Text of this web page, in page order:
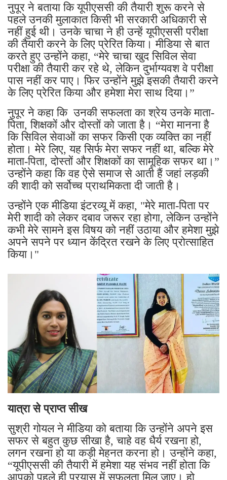
नुपूर ने बताया कि यूपीएससी की तैयारी शुरू करने से
पहले उनकी मुलाकात किसी भी सरकारी अधिकारी से
नहीं हुई थी। उनके चाचा ने ही उन्हें यूपीएससी परीक्षा
की तैयारी करने के लिए प्रेरित किया। मीडिया से बात
करते हुए उन्होंने कहा, “मेरे चाचा खुद सिविल सेवा
परीक्षा की तैयारी कर रहे थे, लेकिन दुर्भाग्यवश वे परीक्षा
पास नहीं कर पाए। फिर उन्होंने मुझे इसकी तैयारी करने
के लिए प्रेरित किया और हमेशा मेरा साथ दिया।”
नुपूर ने कहा कि उनकी सफलता का श्रेय उनके माता-
पिता, शिक्षकों और दोस्तों को जाता है। “मेरा मानना ​​है
कि सिविल सेवाओं का सफर किसी एक व्यक्ति का नहीं
होता। मेरे लिए, यह सिर्फ मेरा सफर नहीं था, बल्कि मेरे
माता-पिता, दोस्तों और शिक्षकों का सामूहिक सफर था।”
उन्होंने कहा कि वह ऐसे समाज से आती हैं जहां लड़की
की शादी को सर्वोच्च प्राथमिकता दी जाती है।
उन्होंने एक मीडिया इंटरव्यू में कहा, "मेरे माता-पिता पर
मेरी शादी को लेकर दबाव जरूर रहा होगा, लेकिन उन्होंने
कभी मेरे सामने इस विषय को नहीं उठाया और हमेशा मुझे
अपने सपने पर ध्यान केंद्रित रखने के लिए प्रोत्साहित
किया।"
यात्रा से प्राप्त सीख
सुश्री गोयल ने मीडिया को बताया कि उन्होंने अपने इस
सफर से बहुत कुछ सीखा है, चाहे वह धैर्य रखना हो,
लगन रखना हो या कड़ी मेहनत करना हो। उन्होंने कहा,
“यूपीएससी की तैयारी में हमेशा यह संभव नहीं होता कि
आपको पहले ही प्रयास में सफलता मिल जाए। हो